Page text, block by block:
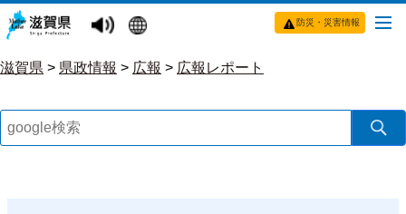
防災・災害情報
滋賀県 > 県政情報 > 広報 > 広報レポート